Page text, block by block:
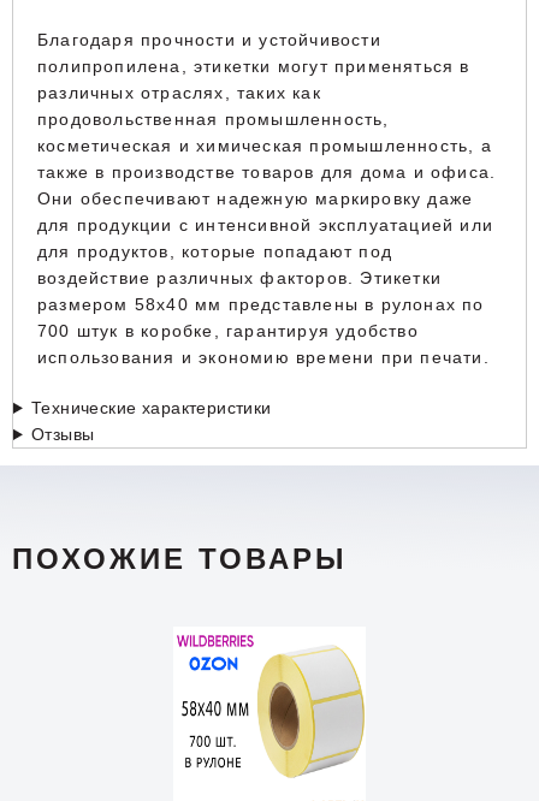
Благодаря прочности и устойчивости
полипропилена, этикетки могут применяться в
различных отраслях, таких как
продовольственная промышленность,
косметическая и химическая промышленность, а
также в производстве товаров для дома и офиса.
Они обеспечивают надежную маркировку даже
для продукции с интенсивной эксплуатацией или
для продуктов, которые попадают под
воздействие различных факторов. Этикетки
размером 58x40 мм представлены в рулонах по
700 штук в коробке, гарантируя удобство
использования и экономию времени при печати.
Технические характеристики
Отзывы
ПОХОЖИЕ ТОВАРЫ